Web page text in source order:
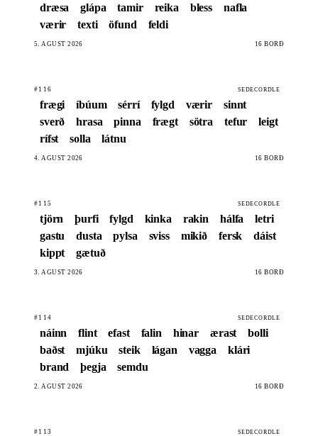
dræsa
glápa tamir reika bless
nafla
værir
texti öfund feldi
5. ÁGÚST 2026 16 BORÐ
#116 SEDECORDLE
frægi íbúum sérrí fylgd værir
sinnt
sverð
hrasa pinna frægt sötra tefur
leigt
rífst
solla látnu
4. ÁGÚST 2026 16 BORÐ
#115 SEDECORDLE
tjörn þurfi fylgd kinka rakin hálfa
letri
gastu
dusta pylsa sviss mikið fersk
dáist
kippt
gætuð
3. ÁGÚST 2026 16 BORÐ
#114 SEDECORDLE
náinn flint efast falin hinar ærast
bolli
baðst
mjúku steik lágan vagga
klári
brand
þegja semdu
2. ÁGÚST 2026 16 BORÐ
#113 SEDECORDLE